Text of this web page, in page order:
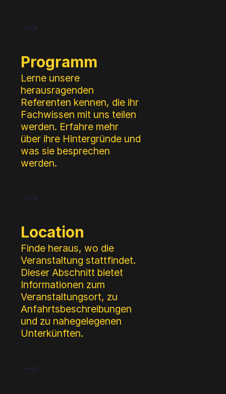
Programm
Lerne unsere
herausragenden
Referenten kennen, die ihr
Fachwissen mit uns teilen
werden. Erfahre mehr
über ihre Hintergründe und
was sie besprechen
werden.
Location
Finde heraus, wo die
Veranstaltung stattfindet.
Dieser Abschnitt bietet
Informationen zum
Veranstaltungsort, zu
Anfahrtsbeschreibungen
und zu nahegelegenen
Unterkünften.